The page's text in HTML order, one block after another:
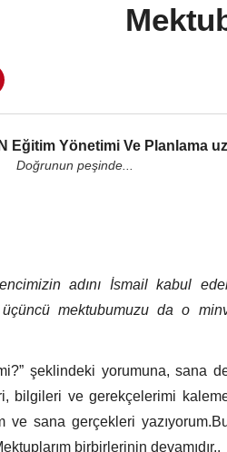
Eğitim Yönetimi Ve Planlama
Doğrunun peşinde...
adını İsmail kabul
üçüncü mektubumuzu da o
şeklindeki yorumuna, sana
bilgileri ve gerekçelerimi kaleme
ve sana gerçekleri
birbirlerinin devamıdır..